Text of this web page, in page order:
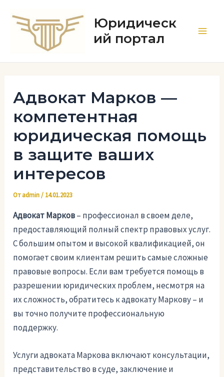
содержимому
Юридическ
ий портал
Адвокат Марков —
компетентная
юридическая помощь
в защите ваших
интересов
Отadmin/ 14.01.2023
Адвокат Марков– профессионал в своем деле,
предоставляющий полный спектр правовых услуг.
С большим опытом и высокой квалификацией, он
помогает своим клиентам решить самые сложные
правовые вопросы. Если вам требуется помощь в
разрешении юридических проблем, несмотря на
их сложность, обратитесь к адвокату Маркову – и
вы точно получите профессиональную
поддержку.
Услуги адвоката Маркова включают консультации,
представительство в суде, заключение и